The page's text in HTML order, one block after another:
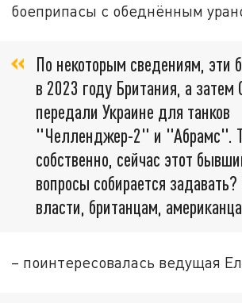
боеприпасы с обеднённым
По некоторым сведениям, эти
в 2023 году Британия, а
передали Украине для танков
"Челленджер-2" и "Абрамс".
собственно, сейчас этот
вопросы собирается задавать?
власти, британцам,
– поинтересовалась ведущая